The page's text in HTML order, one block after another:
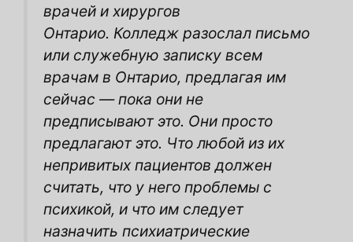
врачей и хирургов
Онтарио. Колледж разослал письмо
или служебную записку всем
врачам в Онтарио, предлагая им
сейчас — пока они не
предписывают это. Они просто
предлагают это. Что любой из их
непривитых пациентов должен
считать, что у него проблемы с
психикой, и что им следует
назначить психиатрические